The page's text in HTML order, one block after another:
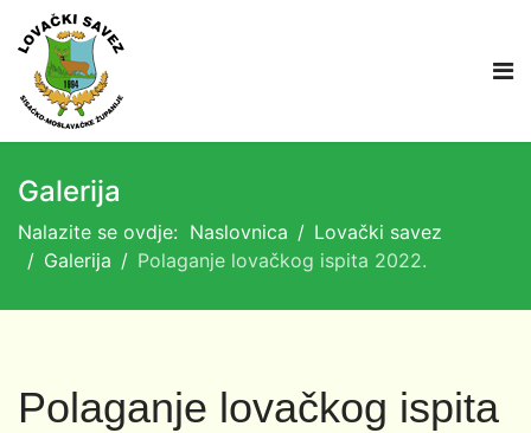
Galerija
Nalazite se ovdje: Naslovnica
Lovački savez
Galerija
Polaganje lovačkog ispita 2022.
Polaganje lovačkog ispita